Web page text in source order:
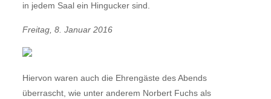
in jedem Saal ein Hingucker sind.
Freitag, 8. Januar 2016
Hiervon waren auch die Ehrengäste des Abends
überrascht, wie unter anderem Norbert Fuchs als